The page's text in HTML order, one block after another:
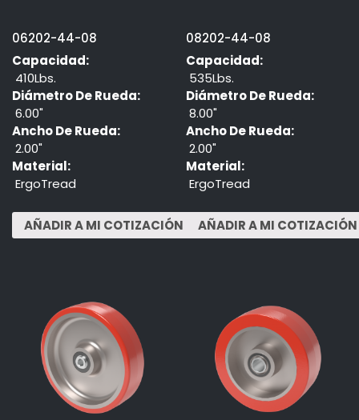
06202-44-08
Capacidad:
410Lbs.
Diámetro De Rueda:
6.00"
Ancho De Rueda:
2.00"
Material:
ErgoTread
08202-44-08
Capacidad:
535Lbs.
Diámetro De Rueda:
8.00"
Ancho De Rueda:
2.00"
Material:
ErgoTread